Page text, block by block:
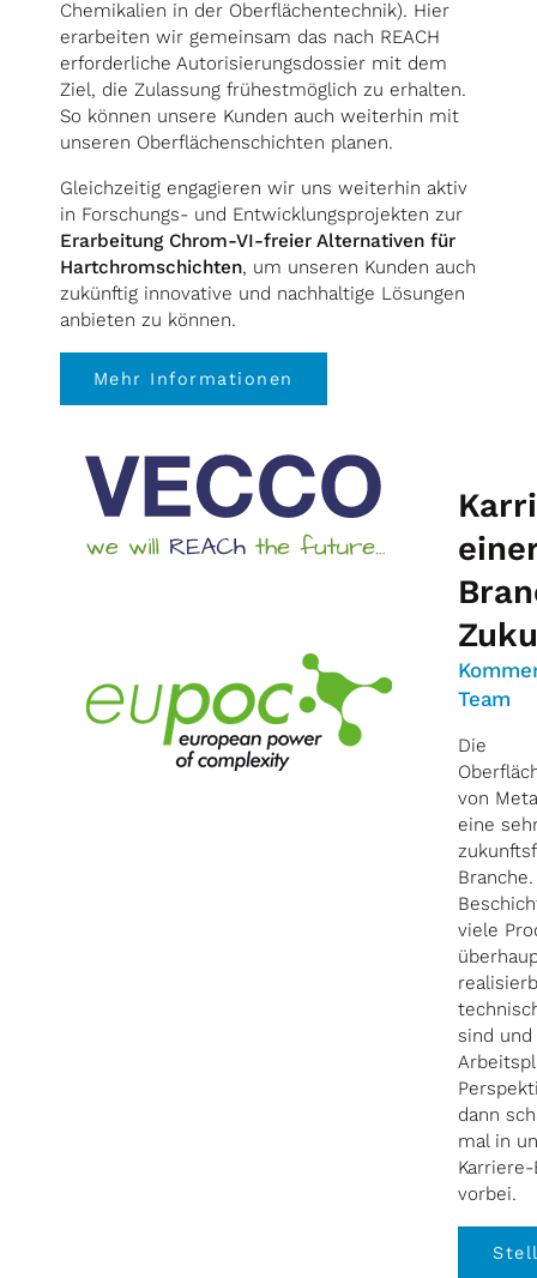
Chemikalien in der Oberflächentechnik). Hier
erarbeiten wir gemeinsam das nach REACH
erforderliche Autorisierungsdossier mit dem
Ziel, die Zulassung frühestmöglich zu erhalten.
So können unsere Kunden auch weiterhin mit
unseren Oberflächenschichten planen.
Gleichzeitig engagieren wir uns weiterhin aktiv
in Forschungs- und Entwicklungsprojekten zur
Erarbeitung Chrom-VI-freier Alternativen für
Hartchromschichten, um unseren Kunden auch
zukünftig innovative und nachhaltige Lösungen
anbieten zu können.
Mehr Informationen
Team
Die
von
eine
viele
sind und
dann
mal in
vorbei.